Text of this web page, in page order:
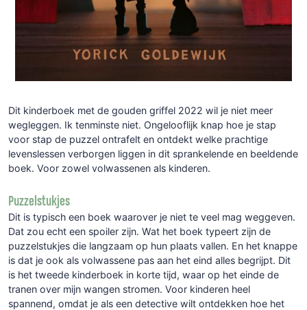
Dit kinderboek met de gouden griffel 2022 wil je niet meer
wegleggen. Ik tenminste niet. Ongelooflijk knap hoe je stap
voor stap de puzzel ontrafelt en ontdekt welke prachtige
levenslessen verborgen liggen in dit sprankelende en beeldende
boek. Voor zowel volwassenen als kinderen.
Puzzelstukjes
Dit is typisch een boek waarover je niet te veel mag weggeven.
Dat zou echt een spoiler zijn. Wat het boek typeert zijn de
puzzelstukjes die langzaam op hun plaats vallen. En het knappe
is dat je ook als volwassene pas aan het eind alles begrijpt. Dit
is het tweede kinderboek in korte tijd, waar op het einde de
tranen over mijn wangen stromen. Voor kinderen heel
spannend, omdat je als een detective wilt ontdekken hoe het